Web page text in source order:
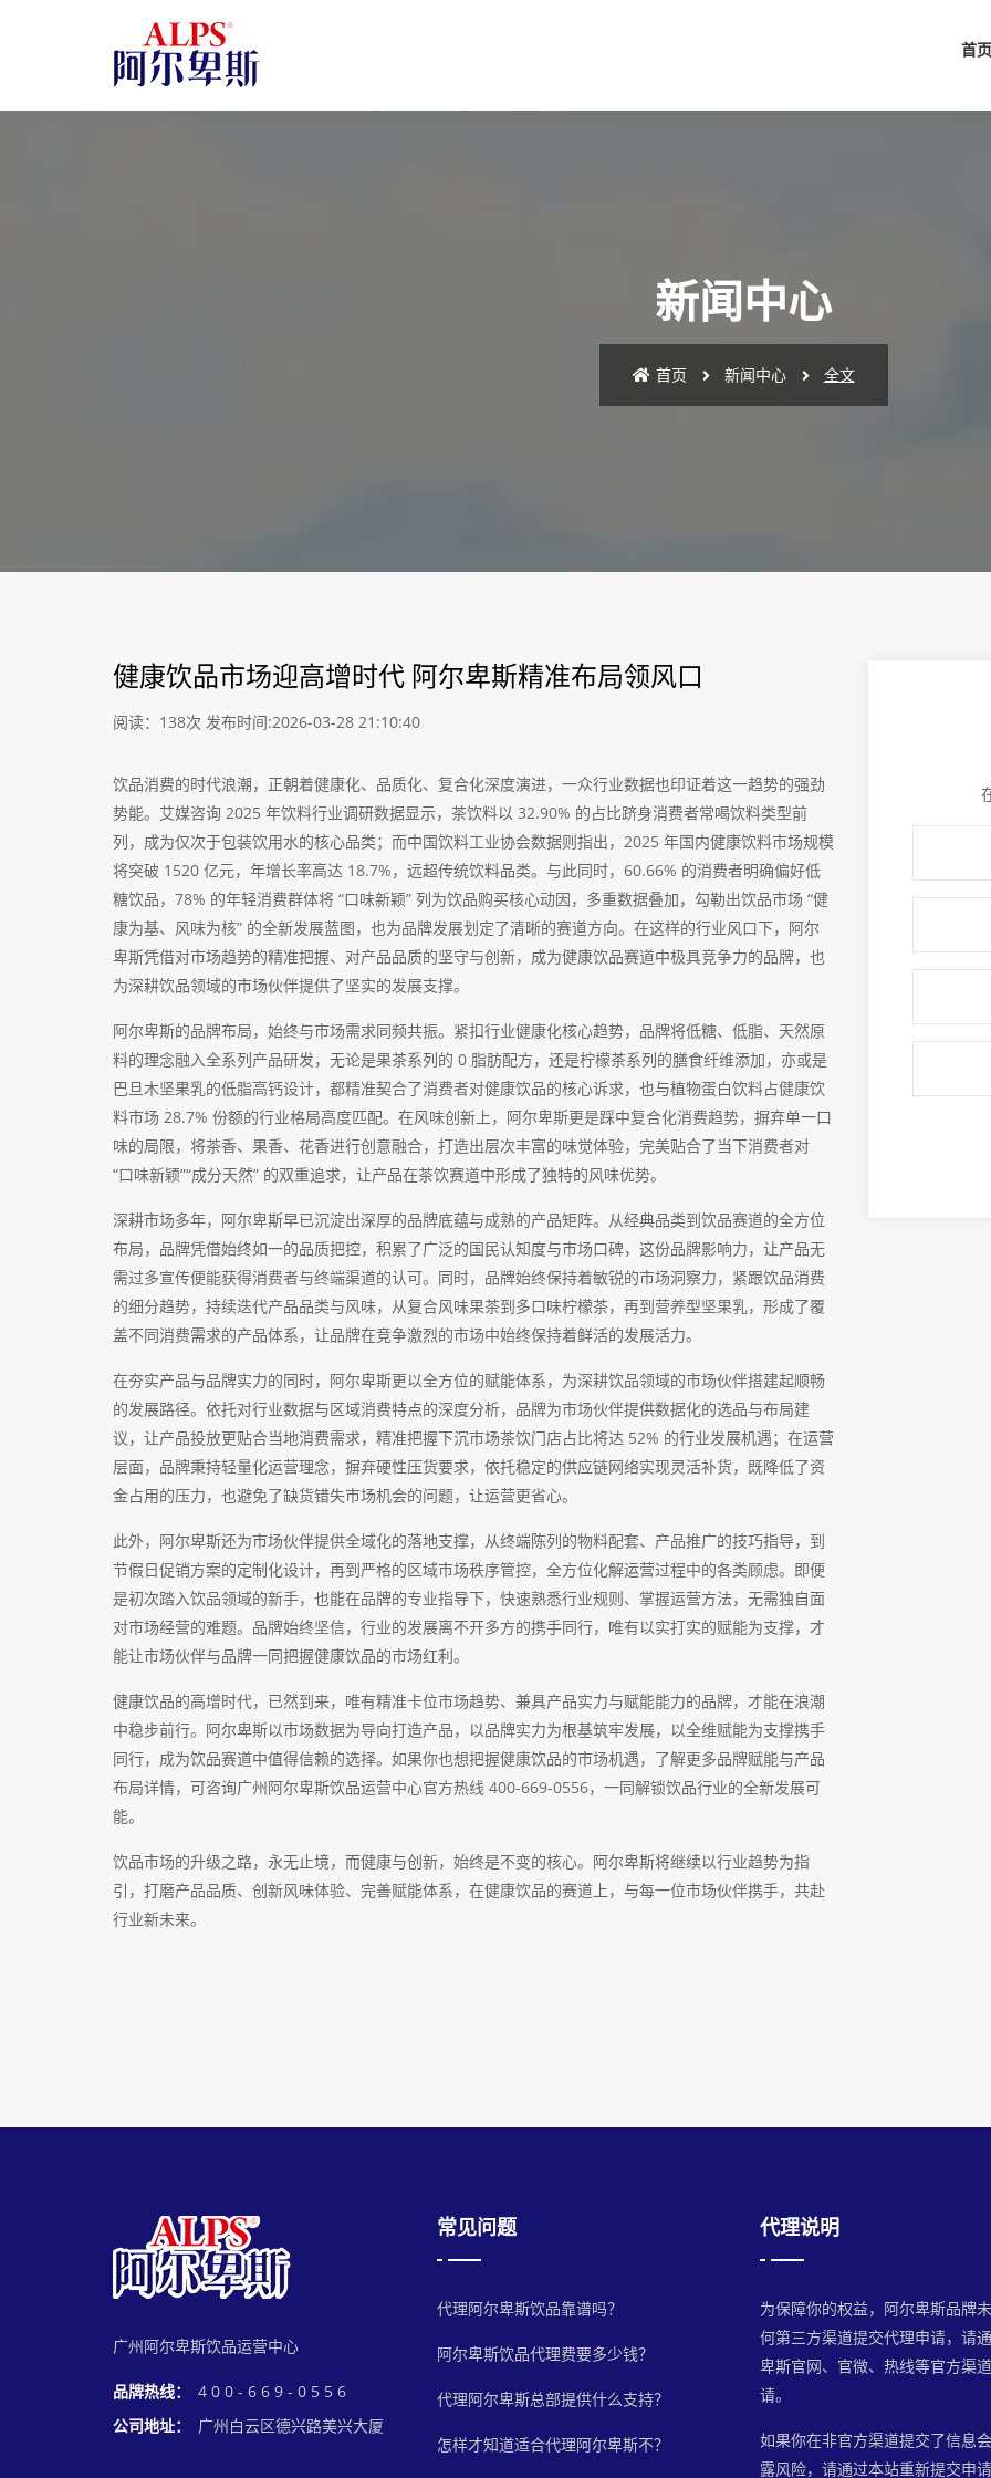
首页
新闻中心
首页 新闻中心 全文
健康饮品市场迎高增时代 阿尔卑斯精准布局领风口
阅读：138次 发布时间:2026-03-28 21:10:40
饮品消费的时代浪潮，正朝着健康化、品质化、复合化深度演进，一众行业数据也印证着这一趋势的强劲
势能。艾媒咨询 2025 年饮料行业调研数据显示，茶饮料以 32.90% 的占比跻身消费者常喝饮料类型前
列，成为仅次于包装饮用水的核心品类；而中国饮料工业协会数据则指出，2025 年国内健康饮料市场规模
将突破 1520 亿元，年增长率高达 18.7%，远超传统饮料品类。与此同时，60.66% 的消费者明确偏好低
糖饮品，78% 的年轻消费群体将 “口味新颖” 列为饮品购买核心动因，多重数据叠加，勾勒出饮品市场 “健
康为基、风味为核” 的全新发展蓝图，也为品牌发展划定了清晰的赛道方向。在这样的行业风口下，阿尔
卑斯凭借对市场趋势的精准把握、对产品品质的坚守与创新，成为健康饮品赛道中极具竞争力的品牌，也
为深耕饮品领域的市场伙伴提供了坚实的发展支撑。
阿尔卑斯的品牌布局，始终与市场需求同频共振。紧扣行业健康化核心趋势，品牌将低糖、低脂、天然原
料的理念融入全系列产品研发，无论是果茶系列的 0 脂肪配方，还是柠檬茶系列的膳食纤维添加，亦或是
巴旦木坚果乳的低脂高钙设计，都精准契合了消费者对健康饮品的核心诉求，也与植物蛋白饮料占健康饮
料市场 28.7% 份额的行业格局高度匹配。在风味创新上，阿尔卑斯更是踩中复合化消费趋势，摒弃单一口
味的局限，将茶香、果香、花香进行创意融合，打造出层次丰富的味觉体验，完美贴合了当下消费者对
“口味新颖”“成分天然” 的双重追求，让产品在茶饮赛道中形成了独特的风味优势。
深耕市场多年，阿尔卑斯早已沉淀出深厚的品牌底蕴与成熟的产品矩阵。从经典品类到饮品赛道的全方位
布局，品牌凭借始终如一的品质把控，积累了广泛的国民认知度与市场口碑，这份品牌影响力，让产品无
需过多宣传便能获得消费者与终端渠道的认可。同时，品牌始终保持着敏锐的市场洞察力，紧跟饮品消费
的细分趋势，持续迭代产品品类与风味，从复合风味果茶到多口味柠檬茶，再到营养型坚果乳，形成了覆
盖不同消费需求的产品体系，让品牌在竞争激烈的市场中始终保持着鲜活的发展活力。
在夯实产品与品牌实力的同时，阿尔卑斯更以全方位的赋能体系，为深耕饮品领域的市场伙伴搭建起顺畅
的发展路径。依托对行业数据与区域消费特点的深度分析，品牌为市场伙伴提供数据化的选品与布局建
议，让产品投放更贴合当地消费需求，精准把握下沉市场茶饮门店占比将达 52% 的行业发展机遇；在运营
层面，品牌秉持轻量化运营理念，摒弃硬性压货要求，依托稳定的供应链网络实现灵活补货，既降低了资
金占用的压力，也避免了缺货错失市场机会的问题，让运营更省心。
此外，阿尔卑斯还为市场伙伴提供全域化的落地支撑，从终端陈列的物料配套、产品推广的技巧指导，到
节假日促销方案的定制化设计，再到严格的区域市场秩序管控，全方位化解运营过程中的各类顾虑。即便
是初次踏入饮品领域的新手，也能在品牌的专业指导下，快速熟悉行业规则、掌握运营方法，无需独自面
对市场经营的难题。品牌始终坚信，行业的发展离不开多方的携手同行，唯有以实打实的赋能为支撑，才
能让市场伙伴与品牌一同把握健康饮品的市场红利。
健康饮品的高增时代，已然到来，唯有精准卡位市场趋势、兼具产品实力与赋能能力的品牌，才能在浪潮
中稳步前行。阿尔卑斯以市场数据为导向打造产品，以品牌实力为根基筑牢发展，以全维赋能为支撑携手
同行，成为饮品赛道中值得信赖的选择。如果你也想把握健康饮品的市场机遇，了解更多品牌赋能与产品
布局详情，可咨询广州阿尔卑斯饮品运营中心官方热线 400-669-0556，一同解锁饮品行业的全新发展可
能。
饮品市场的升级之路，永无止境，而健康与创新，始终是不变的核心。阿尔卑斯将继续以行业趋势为指
引，打磨产品品质、创新风味体验、完善赋能体系，在健康饮品的赛道上，与每一位市场伙伴携手，共赴
行业新未来。
广州阿尔卑斯饮品运营中心
品牌热线：
4 0 0 - 6 6 9 - 0 5 5 6
公司地址：
广州白云区德兴路美兴大厦
常见问题
代理阿尔卑斯饮品靠谱吗？
阿尔卑斯饮品代理费要多少钱？
代理阿尔卑斯总部提供什么支持？
怎样才知道适合代理阿尔卑斯不？
代理说明
为保障你的权益，阿尔卑斯品牌
何第三方渠道提交代理申请，请
卑斯官网、官微、热线等官方渠
请。
如果你在非官方渠道提交了信息
露风险，请通过本站重新提交申